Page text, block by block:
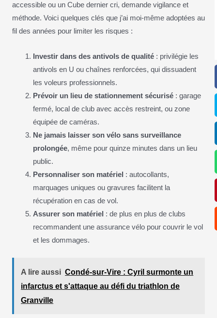
accessible ou un Cube dernier cri, demande vigilance et
méthode. Voici quelques clés que j’ai moi-même adoptées au
fil des années pour limiter les risques :
Investir dans des antivols de qualité : privilégie les
antivols en U ou chaînes renforcées, qui dissuadent
les voleurs professionnels.
Prévoir un lieu de stationnement sécurisé : garage
fermé, local de club avec accès restreint, ou zone
équipée de caméras.
Ne jamais laisser son vélo sans surveillance
prolongée, même pour quinze minutes dans un lieu
public.
Personnaliser son matériel : autocollants,
marquages uniques ou gravures facilitent la
récupération en cas de vol.
Assurer son matériel : de plus en plus de clubs
recommandent une assurance vélo pour couvrir le vol
et les dommages.
A lire aussi Condé-sur-Vire : Cyril surmonte un
infarctus et s'attaque au défi du triathlon de
Granville